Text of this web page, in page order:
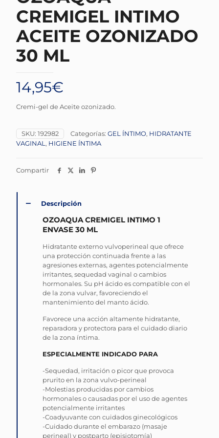
CREMIGEL INTIMO
ACEITE OZONIZADO
30 ML
14,95€
Cremi-gel de Aceite ozonizado.
SKU: 192982 Categorías: GEL ÍNTIMO, HIDRATANTE
VAGINAL , HIGIENE ÍNTIMA
Compartir
Descripción
OZOAQUA CREMIGEL INTIMO 1
ENVASE 30 ML
Hidratante externo vulvoperineal que ofrece
una protección continuada frente a las
agresiones externas, agentes potencialmente
irritantes, sequedad vaginal o cambios
hormonales. Su pH ácido es compatible con el
de la zona vulvar, favoreciendo el
mantenimiento del manto ácido.
Favorece una acción altamente hidratante,
reparadora y protectora para el cuidado diario
de la zona íntima.
ESPECIALMENTE INDICADO PARA
-Sequedad, irritación o picor que provoca
prurito en la zona vulvo-perineal
-Molestias producidas por cambios
hormonales o causadas por el uso de agentes
potencialmente irritantes
-Coadyuvante con cuidados ginecológicos
-Cuidado durante el embarazo (masaje
perineal) y postparto (episiotomía)